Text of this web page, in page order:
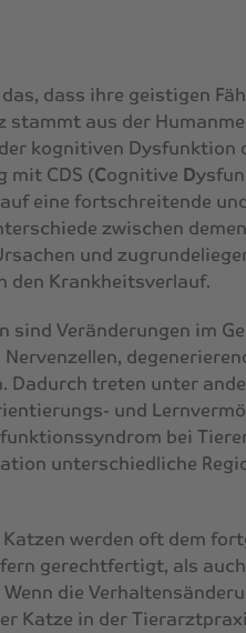
dass ihre geistigen
stammt aus der
kognitiven Dysfunktion
mit CDS (Cognitive D
eine fortschreitende
zwischen
und
den Krankheitsverlauf.
Veränderungen im
Dadurch treten unter
und
bei
unterschiedliche
werden oft dem
gerechtfertigt, als
die
Katze in der